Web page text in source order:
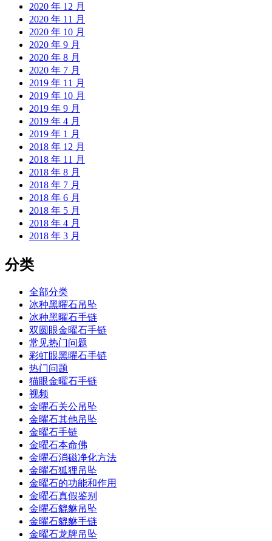
2020 年 12 月
2020 年 11 月
2020 年 10 月
2020 年 9 月
2020 年 8 月
2020 年 7 月
2019 年 11 月
2019 年 10 月
2019 年 9 月
2019 年 4 月
2019 年 1 月
2018 年 12 月
2018 年 11 月
2018 年 8 月
2018 年 7 月
2018 年 6 月
2018 年 5 月
2018 年 4 月
2018 年 3 月
分类
全部分类
冰种黑曜石吊坠
冰种黑曜石手链
双圆眼金曜石手链
常见热门问题
彩虹眼黑曜石手链
热门问题
猫眼金曜石手链
视频
金曜石关公吊坠
金曜石其他吊坠
金曜石手链
金曜石本命佛
金曜石消磁净化方法
金曜石狐狸吊坠
金曜石的功能和作用
金曜石真假鉴别
金曜石貔貅吊坠
金曜石貔貅手链
金曜石龙牌吊坠